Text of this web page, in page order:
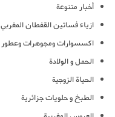
أخبار متنوعة
ازياء فساتين القفطان المغربي
اكسسوارات ومجوهرات وعطور
الحمل و الولادة
الحياة الزوجية
الطبخ و حلويات جزائرية